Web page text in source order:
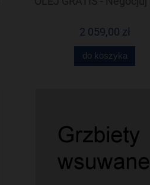
2 059,00 zł
do koszyka